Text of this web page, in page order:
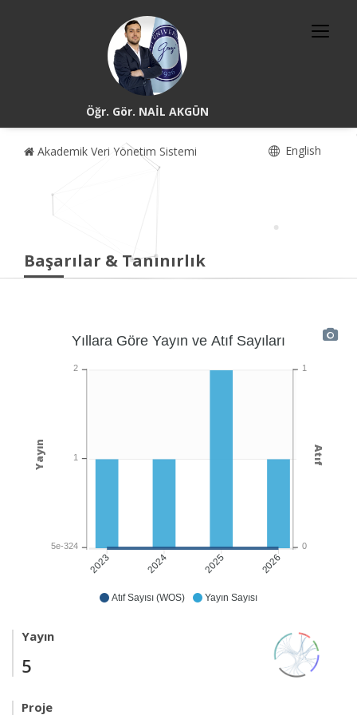
Öğr. Gör. NAİL AKGÜN
Akademik Veri Yönetim Sistemi English
Başarılar & Tanınırlık
Atıf Sayısı (WOS) Yayın Sayısı
2023 2024 2025 2026
Yıllara Göre Yayın ve Atıf Sayıları
1
0
Atıf
2
1
5e-324
Yayın
Yayın
5
Proje